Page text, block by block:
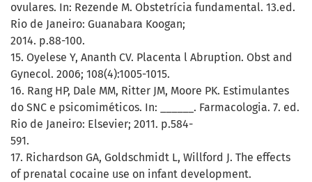
ovulares. In: Rezende M. Obstetrícia fundamental. 13.ed.
Rio de Janeiro: Guanabara Koogan;
2014. p.88-100.
15. Oyelese Y, Ananth CV. Placenta l Abruption. Obst and
Gynecol. 2006; 108(4):1005-1015.
16. Rang HP, Dale MM, Ritter JM, Moore PK. Estimulantes
do SNC e psicomiméticos. In: ______. Farmacologia. 7. ed.
Rio de Janeiro: Elsevier; 2011. p.584-
591.
17. Richardson GA, Goldschmidt L, Willford J. The effects
of prenatal cocaine use on infant development.